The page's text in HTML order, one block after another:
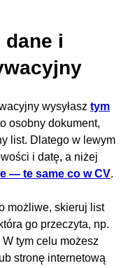
dane i
wysyłasz tym
osobny dokument,
list. Dlatego w lewym
i datę, a niżej
— te same co w CV.
możliwe, skieruj list
go przeczyta, np.
tym celu możesz
stronę internetową